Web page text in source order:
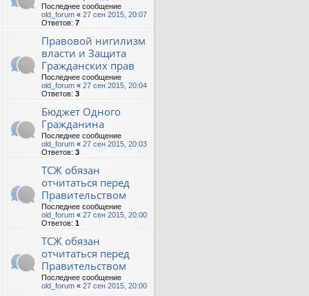
Последнее сообщение
old_forum « 27 сен 2015, 20:07
Ответов: 7
Правовой нигилизм
власти и Защита
Гражданских прав
Последнее сообщение
old_forum « 27 сен 2015, 20:04
Ответов: 3
Бюджет Одного
Гражданина
Последнее сообщение
old_forum « 27 сен 2015, 20:03
Ответов: 3
ТСЖ обязан
отчитаться перед
Правительством
Последнее сообщение
old_forum « 27 сен 2015, 20:00
Ответов: 1
ТСЖ обязан
отчитаться перед
Правительством
Последнее сообщение
old_forum « 27 сен 2015, 20:00